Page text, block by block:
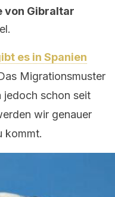
von Gibraltar
es in Spanien
Migrationsmuster
jedoch schon seit
wir genauer
kommt.